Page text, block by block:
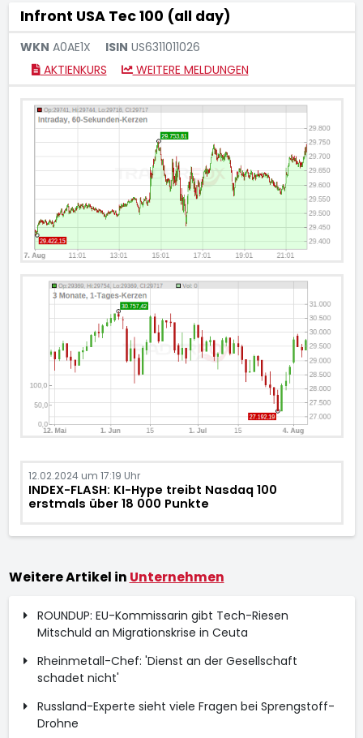
Infront USA Tec 100 (all day)
WKN A0AE1X ISIN US6311011026
AKTIENKURS
WEITERE MELDUNGEN
12.02.2024 um 17:19 Uhr
INDEX-FLASH: KI-Hype treibt Nasdaq 100
erstmals über 18 000 Punkte
Weitere Artikel in Unternehmen
ROUNDUP: EU-Kommissarin gibt Tech-Riesen
Mitschuld an Migrationskrise in Ceuta
Rheinmetall-Chef: 'Dienst an der Gesellschaft
schadet nicht'
Russland-Experte sieht viele Fragen bei Sprengstoff-
Drohne